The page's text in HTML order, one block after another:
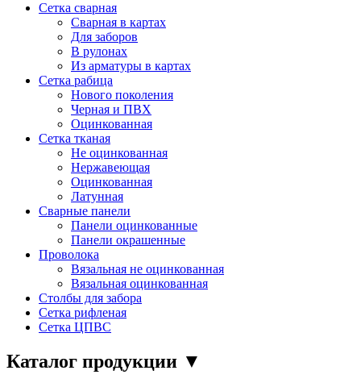
Сетка сварная
Сварная в картах
Для заборов
В рулонах
Из арматуры в картах
Сетка рабица
Нового поколения
Черная и ПВХ
Оцинкованная
Сетка тканая
Не оцинкованная
Нержавеющая
Оцинкованная
Латунная
Сварные панели
Панели оцинкованные
Панели окрашенные
Проволока
Вязальная не оцинкованная
Вязальная оцинкованная
Столбы для забора
Сетка рифленая
Сетка ЦПВС
Каталог продукции ▼